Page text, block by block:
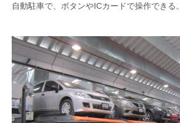
自動駐車で、ボタンやICカードで操作できる。